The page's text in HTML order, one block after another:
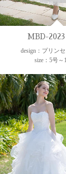
MBD-
design：プリン
size：5号～